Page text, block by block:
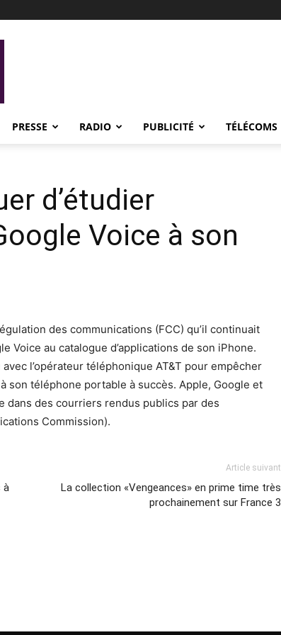
PRESSE RADIO PUBLICITÉ TÉLÉCOMS
d’étudier
Voice à son
des communications (FCC) qu’il continuait
Voice au catalogue d’applications de son iPhone.
l’opérateur téléphonique AT&T pour empêcher
son téléphone portable à succès. Apple, Google et
dans des courriers rendus publics par des
Commission).
à
Article suivant
La collection «Vengeances» en prime time très
prochainement sur France 3